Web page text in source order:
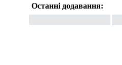
Останні додавання: